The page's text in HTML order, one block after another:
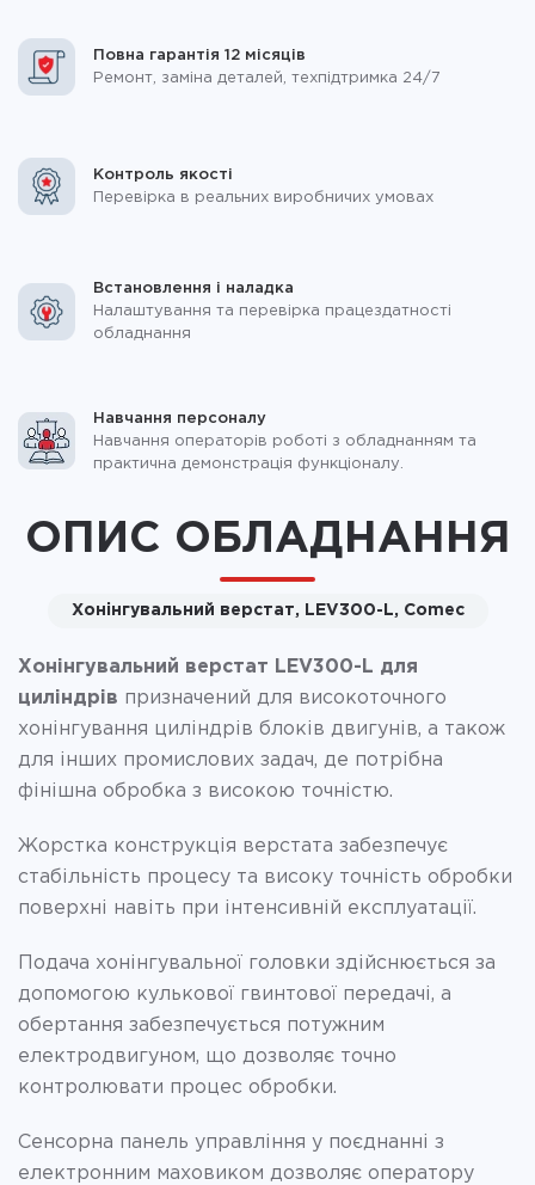
Повна гарантія 12 місяців
Ремонт, заміна деталей, техпідтримка 24/7
Контроль якості
Перевірка в реальних виробничих умовах
Встановлення і наладка
Налаштування та перевірка працездатності
обладнання
Навчання персоналу
Навчання операторів роботі з обладнанням та
практична демонстрація функціоналу.
ОПИС ОБЛАДНАННЯ
Хонінгувальний верстат, LEV300-L, Comec
Хонінгувальний верстат LEV300-L для
циліндрів призначений для високоточного
хонінгування циліндрів блоків двигунів, а також
для інших промислових задач, де потрібна
фінішна обробка з високою точністю.
Жорстка конструкція верстата забезпечує
стабільність процесу та високу точність обробки
поверхні навіть при інтенсивній експлуатації.
Подача хонінгувальної головки здійснюється за
допомогою кулькової гвинтової передачі, а
обертання забезпечується потужним
електродвигуном, що дозволяє точно
контролювати процес обробки.
Сенсорна панель управління у поєднанні з
електронним маховиком дозволяє оператору